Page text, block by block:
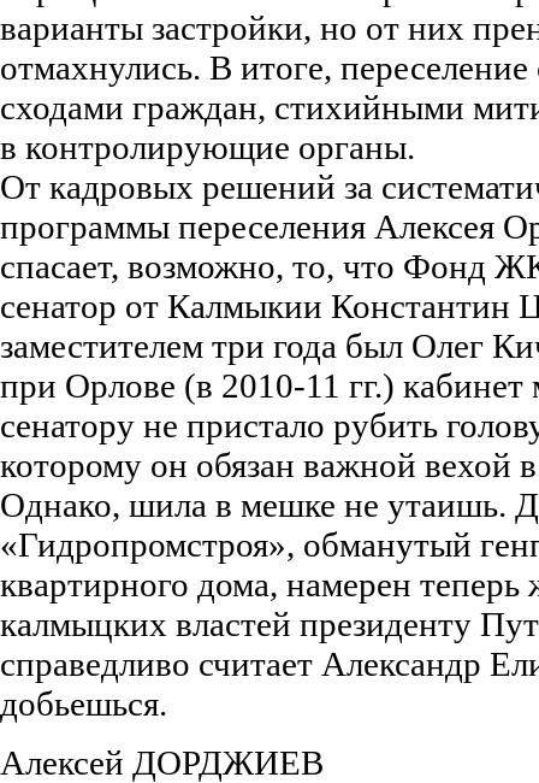
варианты застройки, но от них
отмахнулись. В итоге,
сходами граждан, стихийными
в контролирующие органы.
От кадровых решений за
программы переселения Алексея
спасает, возможно, то, что Фонд
сенатор от Калмыкии Константин
заместителем три года был Олег
при Орлове (в 2010-11 гг.)
сенатору не пристало рубить
которому он обязан важной вехой
Однако, шила в мешке не утаишь.
«Гидропромстроя», обманутый
квартирного дома, намерен теперь
калмыцких властей президенту
справедливо считает Александр
добьешься.
Алексей ДОРДЖИЕВ